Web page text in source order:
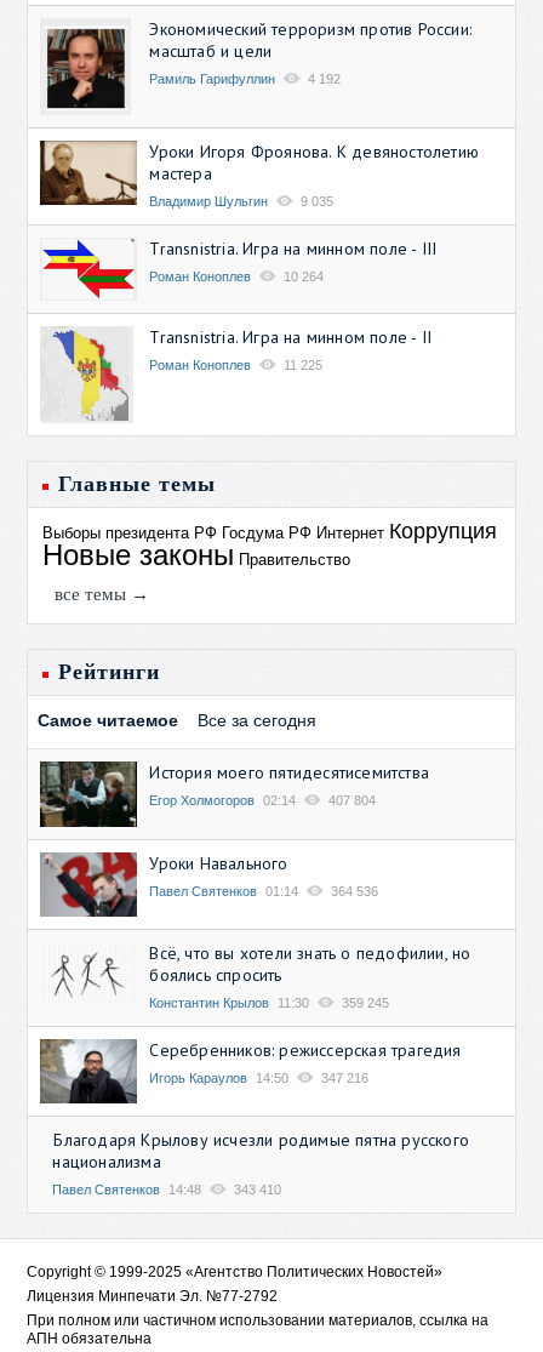
Экономический терроризм против России:
масштаб и цели
Рамиль Гарифуллин 4 192
Уроки Игоря Фроянова. К девяностолетию
мастера
Владимир Шульгин 9 035
Transnistria. Игра на минном поле - III
Роман Коноплев 10 264
Transnistria. Игра на минном поле - II
Роман Коноплев 11 225
Главные темы
Выборы президента РФ Госдума РФ Интернет Коррупция
Новые законы Правительство
все темы →
Рейтинги
Самое читаемое Все за сегодня
История моего пятидесятисемитства
Егор Холмогоров 02:14 407 804
Уроки Навального
Павел Святенков 01:14 364 536
Всё, что вы хотели знать о педофилии, но
боялись спросить
Константин Крылов 11:30 359 245
Серебренников: режиссерская трагедия
Игорь Караулов 14:50 347 216
Благодаря Крылову исчезли родимые пятна русского
национализма
Павел Святенков 14:48 343 410
Copyright © 1999-2025 «Агентство Политических Новостей»
Лицензия Минпечати Эл. №77-2792
При полном или частичном использовании материалов, ссылка на
АПН обязательна